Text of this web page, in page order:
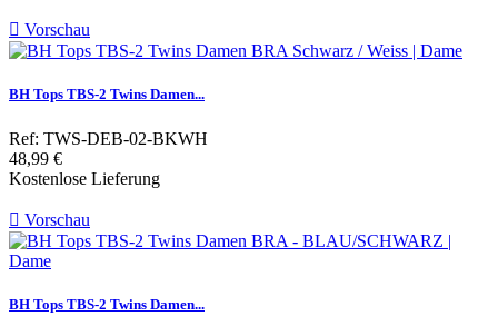
 Vorschau
BH Tops TBS-2 Twins Damen...
Ref: TWS-DEB-02-BKWH
Preis
48,99 €
Kostenlose Lieferung
 Vorschau
BH Tops TBS-2 Twins Damen...